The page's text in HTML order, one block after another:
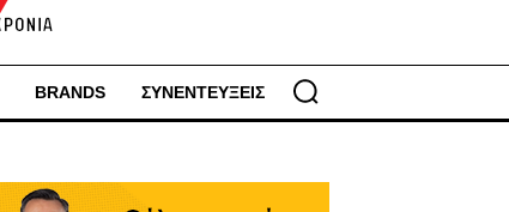
BRANDS ΣΥΝΕΝΤΕΥΞΕΙΣ